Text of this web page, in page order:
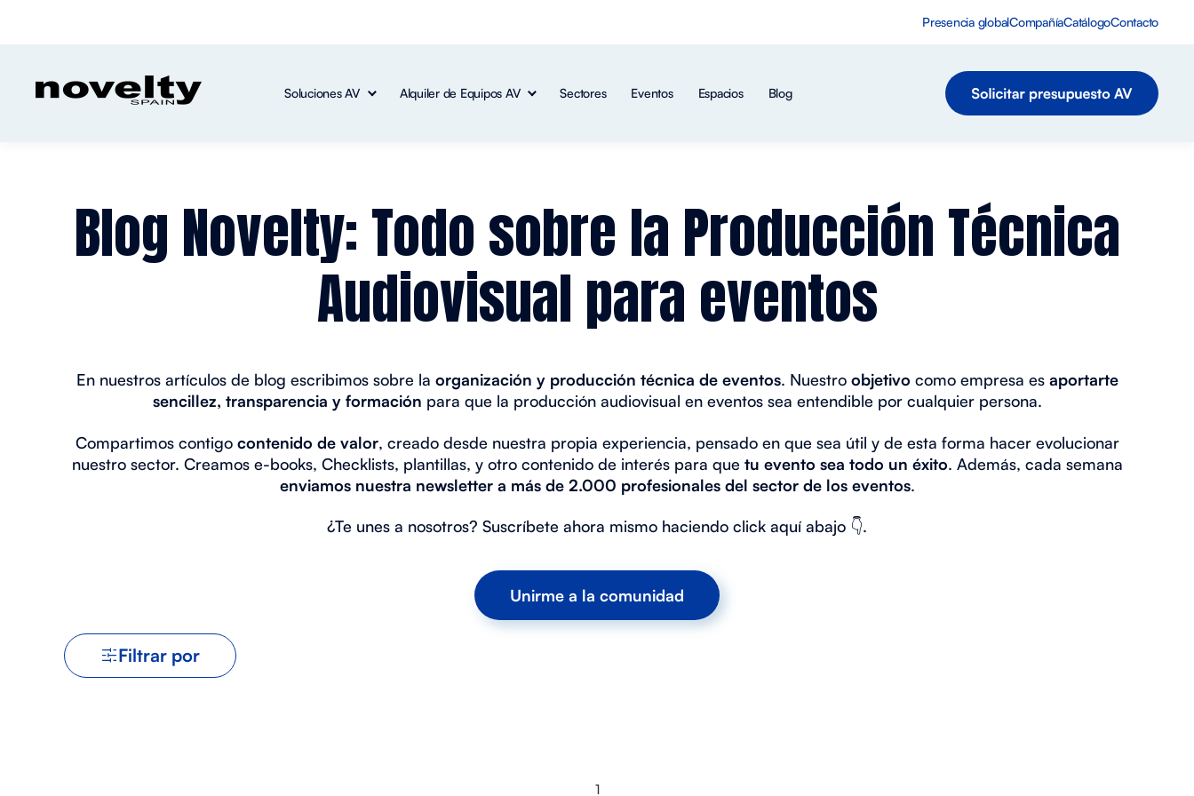
Presencia globalCompañíaCatálogoContacto
Soluciones AV Alquiler de Equipos AV Sectores Eventos Espacios Blog
Blog Novelty: Todo sobre la Producción Técnica
Audiovisual para eventos
En nuestros artículos de blog escribimos sobre la organización y producción técnica de eventos. Nuestro objetivo como empresa es aportarte
sencillez, transparencia y formación para que la producción audiovisual en eventos sea entendible por cualquier persona.
Compartimos contigo contenido de valor, creado desde nuestra propia experiencia, pensado en que sea útil y de esta forma hacer evolucionar
nuestro sector. Creamos e-books, Checklists, plantillas, y otro contenido de interés para que tu evento sea todo un éxito. Además, cada semana
enviamos nuestra newsletter a más de 2.000 profesionales del sector de los eventos.
¿Te unes a nosotros? Suscríbete ahora mismo haciendo click aquí abajo 👇.
Unirme a la comunidad
Filtrar por
1